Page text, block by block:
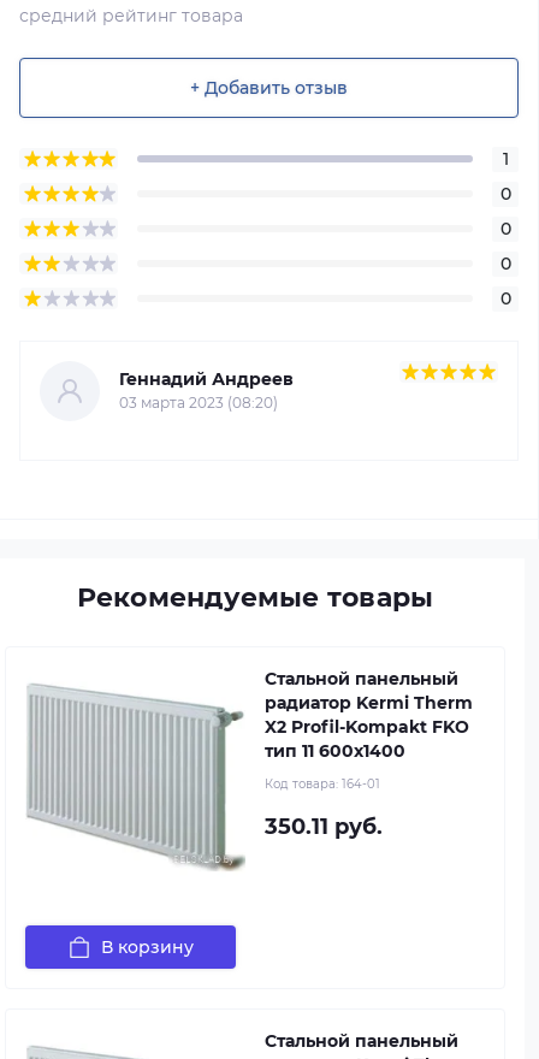
средний рейтинг товара
+ Добавить отзыв
1
0
0
0
0
Геннадий Андреев
03 марта 2023 (08:20)
Рекомендуемые товары
Стальной панельный
радиатор Kermi Therm
X2 Profil-Kompakt FKO
тип 11 600x1400
Код товара: 164-01
350.11 руб.
В корзину
Стальной панельный